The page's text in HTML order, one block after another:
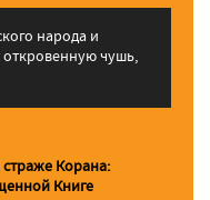
народа и
откровенную чушь,
страже Корана:
Книге